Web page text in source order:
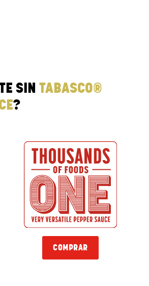
SIN TABASCO®
?
COMPRAR